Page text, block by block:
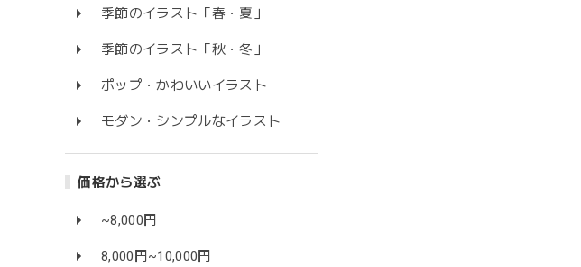
季節のイラスト「春・夏」
季節のイラスト「秋・冬」
ポップ・かわいいイラスト
モダン・シンプルなイラスト
価格から選ぶ
~8,000円
8,000円~10,000円